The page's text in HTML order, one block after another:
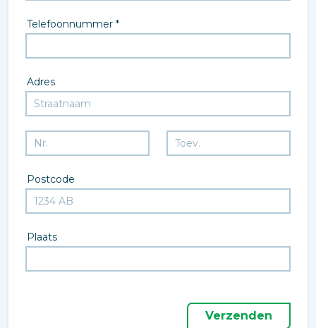
Telefoonnummer *
Adres
Postcode
Plaats
Verzenden